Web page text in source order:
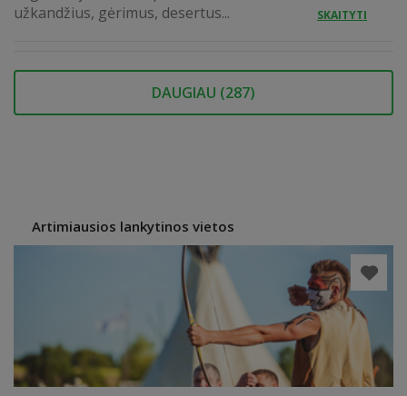
užkandžius, gėrimus, desertus...
SKAITYTI
DAUGIAU (287)
Artimiausios lankytinos vietos